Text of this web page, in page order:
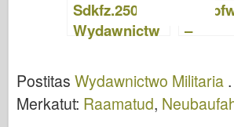
Sdkfz.250 –
Wydawnictw
–
o
Postitas Wydawnictwo Militaria .
Merkatut: Raamatud,